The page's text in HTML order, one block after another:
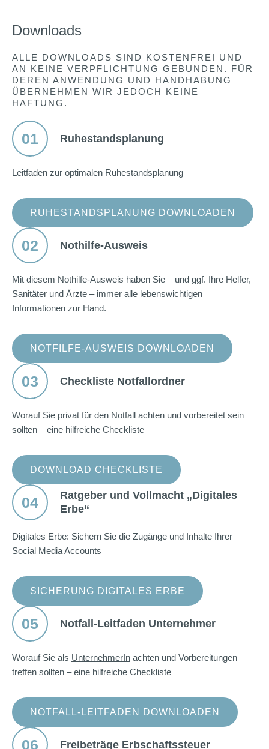
Downloads
ALLE DOWNLOADS SIND KOSTENFREI UND
AN KEINE VERPFLICHTUNG GEBUNDEN. FÜR
DEREN ANWENDUNG UND HANDHABUNG
ÜBERNEHMEN WIR JEDOCH KEINE
HAFTUNG.
01 Ruhestandsplanung
Leitfaden zur optimalen Ruhestandsplanung
RUHESTANDSPLANUNG DOWNLOADEN
02 Nothilfe-Ausweis
Mit diesem Nothilfe-Ausweis haben Sie – und ggf. Ihre Helfer,
Sanitäter und Ärzte – immer alle lebenswichtigen
Informationen zur Hand.
NOTFILFE-AUSWEIS DOWNLOADEN
03 Checkliste Notfallordner
Worauf Sie privat für den Notfall achten und vorbereitet sein
sollten – eine hilfreiche Checkliste
DOWNLOAD CHECKLISTE
04
Ratgeber und Vollmacht „Digitales
Erbe“
Digitales Erbe: Sichern Sie die Zugänge und Inhalte Ihrer
Social Media Accounts
SICHERUNG DIGITALES ERBE
05 Notfall-Leitfaden Unternehmer
Worauf Sie als UnternehmerIn achten und Vorbereitungen
treffen sollten – eine hilfreiche Checkliste
NOTFALL-LEITFADEN DOWNLOADEN
06 Freibeträge Erbschaftssteuer